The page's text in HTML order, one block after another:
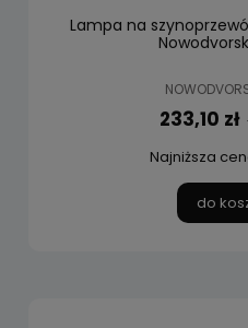
Lampa na
233,10 zł
Najniższa
do